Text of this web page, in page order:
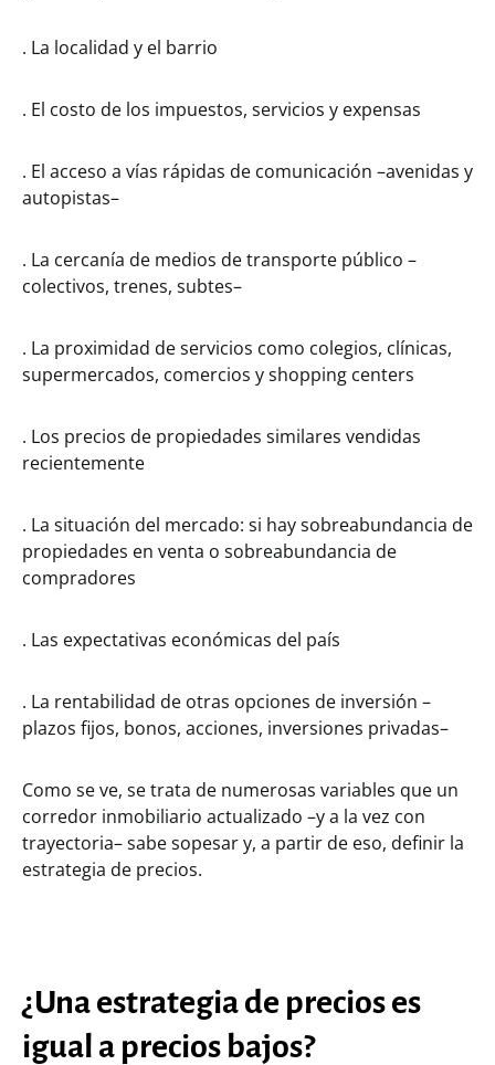
. La localidad y el barrio
. El costo de los impuestos, servicios y expensas
. El acceso a vías rápidas de comunicación –avenidas y
autopistas–
. La cercanía de medios de transporte público –
colectivos, trenes, subtes–
. La proximidad de servicios como colegios, clínicas,
supermercados, comercios y shopping centers
. Los precios de propiedades similares vendidas
recientemente
. La situación del mercado: si hay sobreabundancia de
propiedades en venta o sobreabundancia de
compradores
. Las expectativas económicas del país
. La rentabilidad de otras opciones de inversión –
plazos fijos, bonos, acciones, inversiones privadas–
Como se ve, se trata de numerosas variables que un
corredor inmobiliario actualizado –y a la vez con
trayectoria– sabe sopesar y, a partir de eso, definir la
estrategia de precios.
¿Una estrategia de precios es
igual a precios bajos?